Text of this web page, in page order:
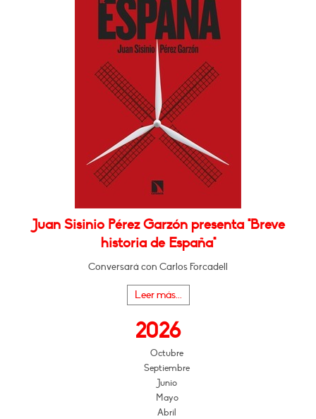
Juan Sisinio Pérez Garzón presenta "Breve
historia de España"
Conversará con Carlos Forcadell
Leer más...
2026
Octubre
Septiembre
Junio
Mayo
Abril